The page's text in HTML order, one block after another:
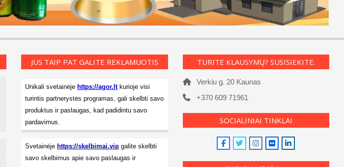
JUS TAIP PAT GALITE REKLAMUOTIS
Unikali svetainėje https://agor.ltkurioje visi
turintis partnerystės programas, gali skelbti savo
produktus ir paslaugas, kad padidintu savo
pardavimus.
Svetainėje https://skelbimai.vip galite skelbti
savo skelbimus apie savo paslaugas ir
TURITE KLAUSYMŲ? SUSISIEKITE.
Verkiu g. 20 Kaunas
+370 609 71961
SOCIALINIAI TINKLAI